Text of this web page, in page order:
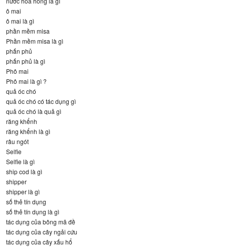
ô mai
ô mai là gì
phần mềm misa
Phần mềm misa là gì
phấn phủ
phấn phủ là gì
Phô mai
Phô mai là gì ?
quả óc chó
quả óc chó có tác dụng gì
quả óc chó là quả gì
răng khểnh
răng khểnh là gì
râu ngót
Selfie
Selfie là gì
ship cod là gì
shipper
shipper là gì
số thẻ tín dụng
số thẻ tín dụng là gì
tác dụng của bông mã đề
tác dụng của cây ngải cứu
tác dụng của cây xấu hổ